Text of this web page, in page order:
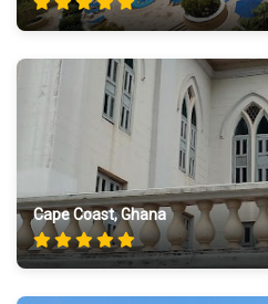
Cape Coast, Ghana